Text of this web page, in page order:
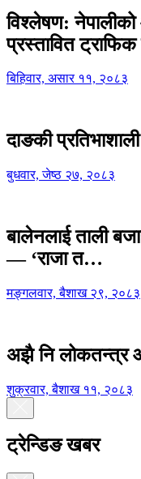
विश्लेषण:
प्रस्तावित
बिहिवार, असार ११, २०८३
दाङकी
बुधवार, जेष्ठ २७, २०८३
बालेनलाई ताली
— ‘राजा त…
मङ्गलवार, बैशाख २९, २०८३
अझै नि
शुक्रवार, बैशाख ११, २०८३
ट्रेन्डिङ खबर